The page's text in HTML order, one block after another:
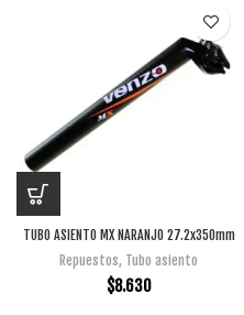
TUBO ASIENTO MX NARANJO 27.2x350mm
Repuestos, Tubo asiento
$8.630